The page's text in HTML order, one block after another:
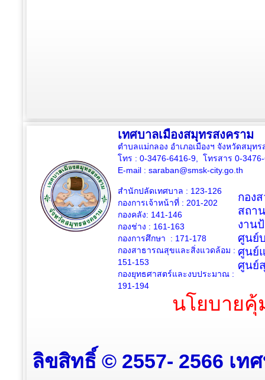
เทศบาลเมืองสมุทรสงคราม
ตำบลแม่กลอง อำเภอเมืองฯ จังหวัดสมุท
โทร : 0-3476-6416-9, โทรสาร 0-
E-mail : saraban@smsk-city.go.th
สำนักปลัดเทศบาล : 123-126
กองการเจ้าหน้าที่ : 201-202
กองคลัง: 141-146
กองช่าง : 161-163
กองการศึกษา : 171-178
กองสาธารณสุขและสิ่งแวดล้อม :
151-153
กองยุทธศาสตร์และงบประมาณ :
191-194
กอง
สถา
งาน
ศูนย์
ศูนย์
ศูนย์
นโยบาย
ลิขสิทธิ์ © 2557- 2566 เท